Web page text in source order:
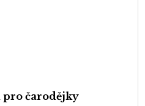
pro čarodějky